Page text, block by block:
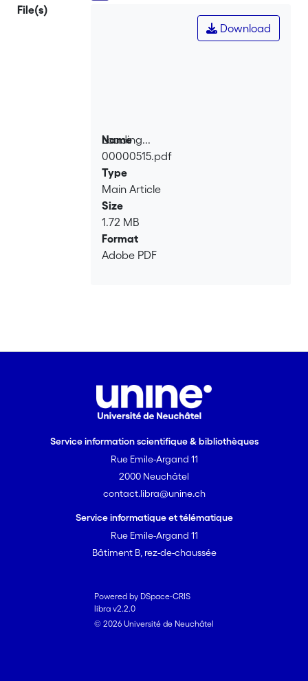
File(s)
Loading...
Loading...
Download
Name
00000515.pdf
Type
Main Article
Size
1.72 MB
Format
Adobe PDF
Service information scientifique & bibliothèques
Rue Emile-Argand 11
2000 Neuchâtel
contact.libra@unine.ch
Service informatique et télématique
Rue Emile-Argand 11
Bâtiment B, rez-de-chaussée
Powered by DSpace-CRIS
libra v2.2.0
© 2026 Université de Neuchâtel